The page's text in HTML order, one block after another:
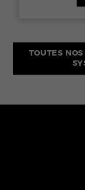
TOUTES